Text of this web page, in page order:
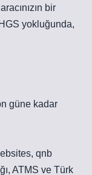
bir
yokluğunda,
güne kadar
qnb
ATMS ve Türk